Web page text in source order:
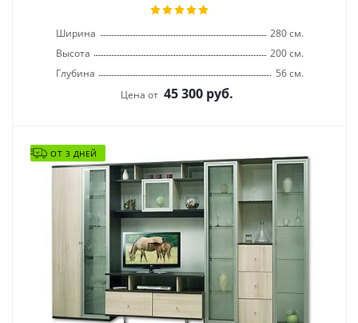
Ширина
280 см.
Высота
200 см.
Глубина
56 см.
Цена от 45 300 руб.
ОТ 3 ДНЕЙ